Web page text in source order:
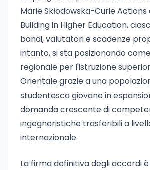
Marie Skłodowska-Curie
Building in Higher Education,
bandi, valutatori e scadenze
intanto, si sta posizionando
regionale per l'istruzione
Orientale grazie a una
studentesca giovane in
domanda crescente di
ingegneristiche trasferibili a
internazionale.
La firma definitiva degli accordi